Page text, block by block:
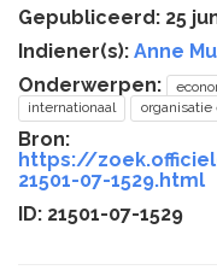
Gepubliceerd: 25
Indiener(s): Anne
Onderwerpen:
internationaal
organisatie
Bron:
https://
21501-07-1529.html
ID: 21501-07-1529